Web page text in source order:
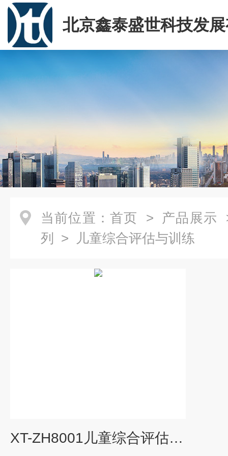
北京鑫泰盛世科技发
司
当前位置： 首页 > 产品展示
列
> 儿童综合评估与训练
XT-ZH8001儿童综合评估与训练系统